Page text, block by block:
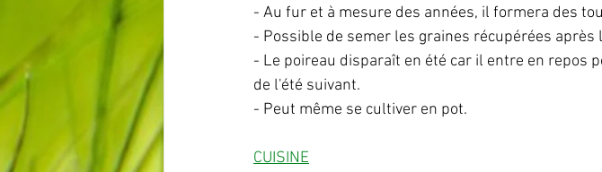
- Au fur et à mesure des années, il formera des
- Possible de semer les graines récupérées après
- Le poireau disparaît en été car il entre en repos
de l'été suivant.
- Peut même se cultiver en pot.
CUISINE